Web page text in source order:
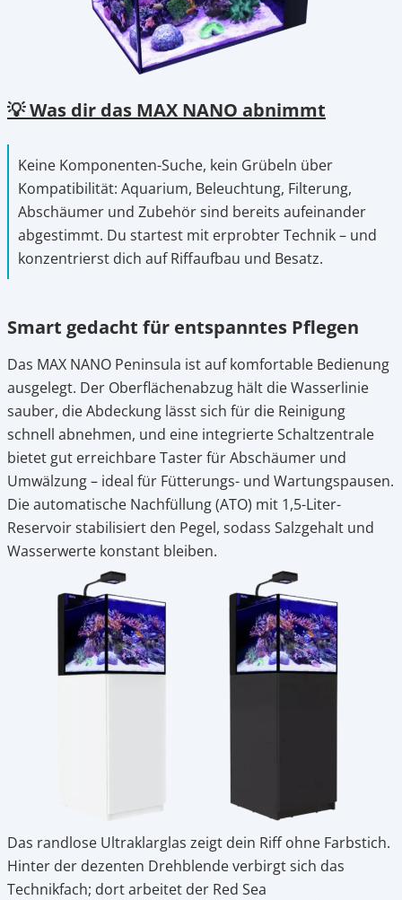
💡 Was dir das MAX NANO abnimmt
Keine Komponenten-Suche, kein Grübeln über
Kompatibilität: Aquarium, Beleuchtung, Filterung,
Abschäumer und Zubehör sind bereits aufeinander
abgestimmt. Du startest mit erprobter Technik – und
konzentrierst dich auf Riffaufbau und Besatz.
Smart gedacht für entspanntes Pflegen
Das MAX NANO Peninsula ist auf komfortable Bedienung
ausgelegt. Der Oberflächenabzug hält die Wasserlinie
sauber, die Abdeckung lässt sich für die Reinigung
schnell abnehmen, und eine integrierte Schaltzentrale
bietet gut erreichbare Taster für Abschäumer und
Umwälzung – ideal für Fütterungs- und Wartungspausen.
Die automatische Nachfüllung (ATO) mit 1,5-Liter-
Reservoir stabilisiert den Pegel, sodass Salzgehalt und
Wasserwerte konstant bleiben.
Das randlose Ultraklarglas zeigt dein Riff ohne Farbstich.
Hinter der dezenten Drehblende verbirgt sich das
Technikfach; dort arbeitet der Red Sea